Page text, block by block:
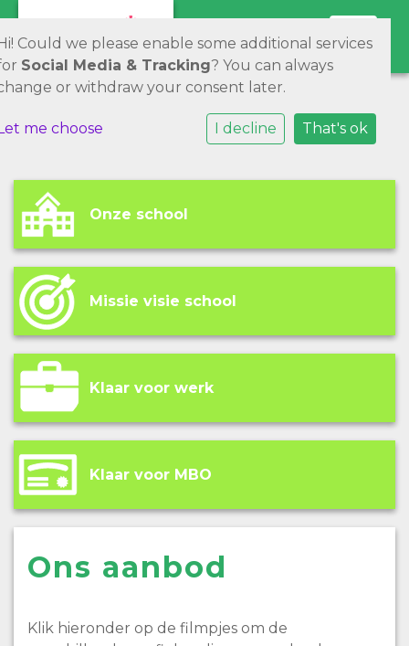
Toggle
Onze school
Missie visie school
Klaar voor werk
Klaar voor MBO
Ons aanbod
Klik hieronder op de filmpjes om de
Could we please enable some additional services
Social Media & Tracking? You can always
or withdraw your consent later.
me choose I decline That's ok